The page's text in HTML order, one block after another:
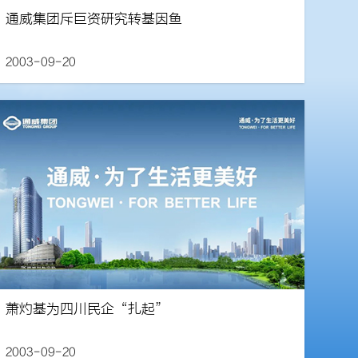
通威集团斥巨资研究转基因鱼
2003-09-20
萧灼基为四川民企“扎起”
2003-09-20